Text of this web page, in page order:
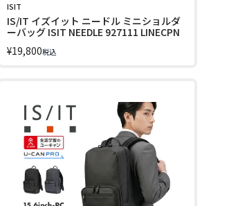
ISIT
IS/IT イズイット ニードル ミニショルダ
ーバッグ ISIT NEEDLE 927111 LINECPN
¥19,800税込